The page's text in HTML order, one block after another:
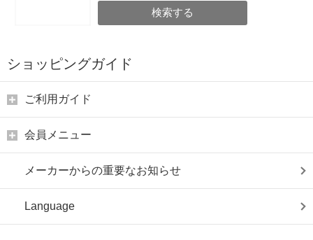
検索する
ショッピングガイド
ご利用ガイド
会員メニュー
メーカーからの重要なお知らせ
Language